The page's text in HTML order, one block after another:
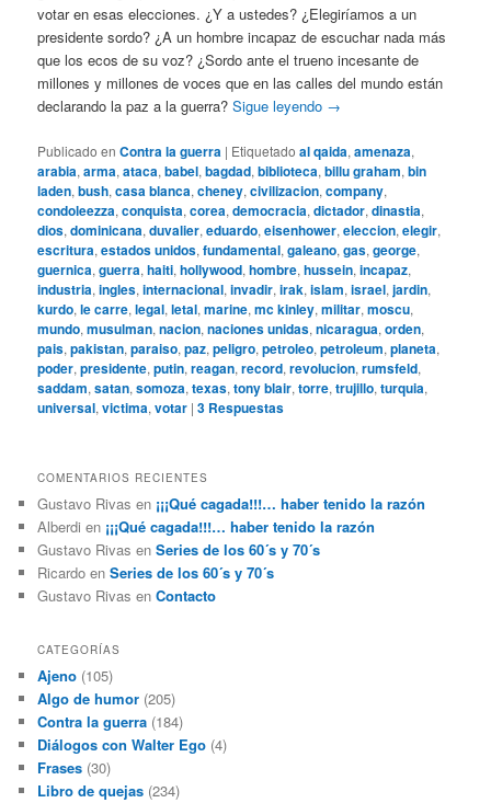
votar en esas elecciones. ¿Y a ustedes? ¿Elegiríamos a un
presidente sordo? ¿A un hombre incapaz de escuchar nada más
que los ecos de su voz? ¿Sordo ante el trueno incesante de
millones y millones de voces que en las calles del mundo están
declarando la paz a la guerra?Sigue leyendo →
Publicado en Contra la guerra | Etiquetado al qaida,amenaza,
arabia,arma,ataca,babel,bagdad,biblioteca,billu graham,bin
laden,bush,casa blanca,cheney,civilizacion,company,
condoleezza,conquista,corea,democracia,dictador,dinastia,
dios,dominicana,duvalier,eduardo,eisenhower,eleccion,elegir,
escritura,estados unidos,fundamental,galeano,gas,george,
guernica,guerra,haiti,hollywood,hombre,hussein,incapaz,
industria,ingles,internacional,invadir,irak,islam,israel,jardin,
kurdo,le carre,legal,letal,marine,mc kinley,militar,moscu,
mundo,musulman,nacion,naciones unidas,nicaragua,orden,
pais,pakistan,paraiso,paz,peligro,petroleo,petroleum,planeta,
poder,presidente,putin,reagan,record,revolucion,rumsfeld,
saddam,satan,somoza,texas,tony blair,torre,trujillo,turquia,
universal,victima,votar |3 Respuestas
COMENTARIOS RECIENTES
Gustavo Rivas en ¡¡¡Qué cagada!!!… haber tenido la razón
Alberdi en ¡¡¡Qué cagada!!!… haber tenido la razón
Gustavo Rivas enSeries de los 60´s y 70´s
Ricardo enSeries de los 60´s y 70´s
Gustavo Rivas enContacto
CATEGORÍAS
Ajeno (105)
Algo de humor (205)
Contra la guerra (184)
Diálogos con Walter Ego (4)
Frases (30)
Libro de quejas (234)